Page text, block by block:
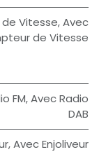
Vitesse,Avec
de Vitesse
FM,Avec Radio
DAB
,Avec Enjoliveur